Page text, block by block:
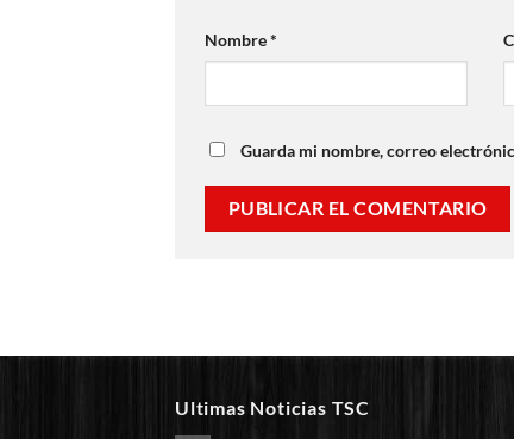
Nombre*
Guarda mi nombre, correo
Ultimas Noticias TSC